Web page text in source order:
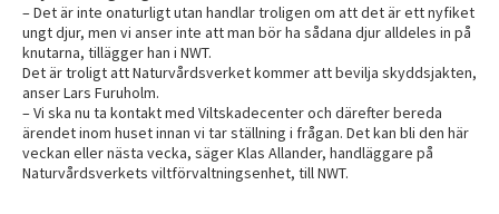
– Det är inte onaturligt utan handlar troligen om att det är ett nyfiket
ungt djur, men vi anser inte att man bör ha sådana djur alldeles in på
knutarna, tillägger han i NWT.
Det är troligt att Naturvårdsverket kommer att bevilja skyddsjakten,
anser Lars Furuholm.
– Vi ska nu ta kontakt med Viltskadecenter och därefter bereda
ärendet inom huset innan vi tar ställning i frågan. Det kan bli den här
veckan eller nästa vecka, säger Klas Allander, handläggare på
Naturvårdsverkets viltförvaltningsenhet, till NWT.